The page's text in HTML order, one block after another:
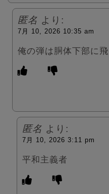
匿名 より:
7月 10, 2026 10:35 am
俺の弾は胴体下部に
匿名 より:
7月 10, 2026 3:11 pm
平和主義者